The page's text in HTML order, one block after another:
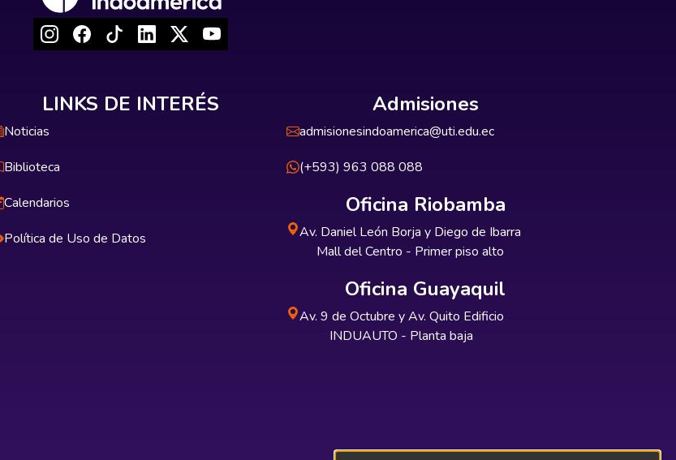
LINKS DE INTERÉS
Noticias
Biblioteca
Calendarios
Política de Uso de Datos
Admisiones
admisionesindoamerica@uti.edu.ec
(+593) 963 088 088
Oficina Riobamba
Av. Daniel León Borja y Diego de Ibarra
Mall del Centro - Primer piso alto
Oficina Guayaquil
Av. 9 de Octubre y Av. Quito Edificio
INDUAUTO - Planta baja